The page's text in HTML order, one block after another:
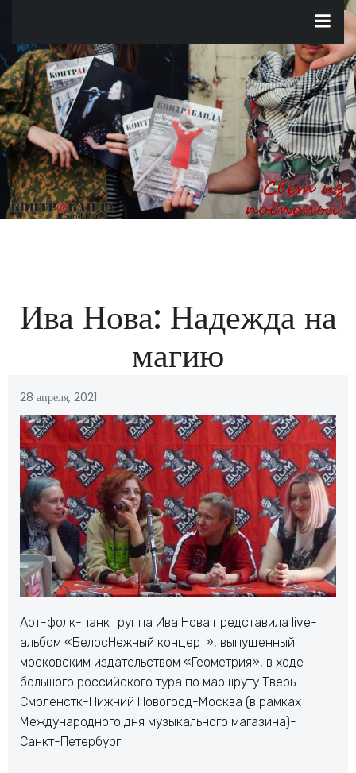
содержимому
Ива Нова: Надежда на
магию
28 апреля, 2021
Арт-фолк-панк группа Ива Нова представила live-
альбом «БелосНежный концерт», выпущенный
московским издательством «Геометрия», в ходе
большого российского тура по маршруту Тверь-
Смоленстк-Нижний Новогоод-Москва (в рамках
Международного дня музыкального магазина)-
Санкт-Петербург.